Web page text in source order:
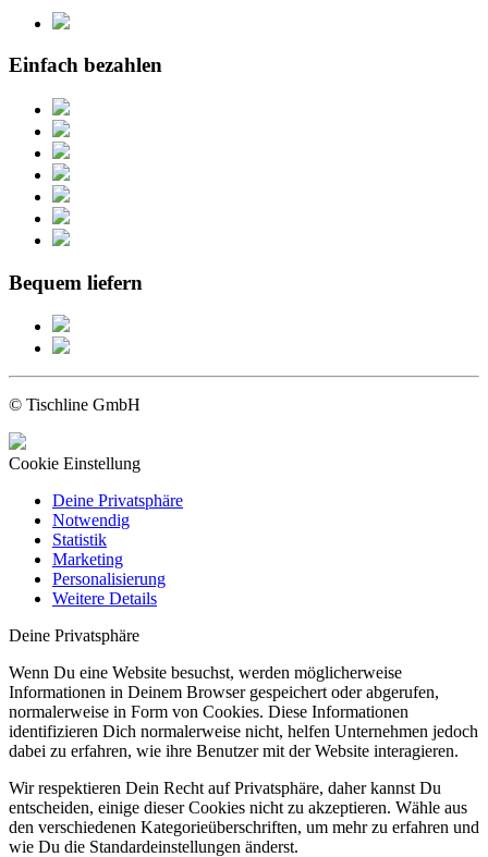
Einfach bezahlen
Bequem liefern
© Tischline GmbH
Cookie Einstellung
Deine Privatsphäre
Notwendig
Statistik
Marketing
Personalisierung
Weitere Details
Deine Privatsphäre
Wenn Du eine Website besuchst, werden möglicherweise
Informationen in Deinem Browser gespeichert oder abgerufen,
normalerweise in Form von Cookies. Diese Informationen
identifizieren Dich normalerweise nicht, helfen Unternehmen jedoch
dabei zu erfahren, wie ihre Benutzer mit der Website interagieren.
Wir respektieren Dein Recht auf Privatsphäre, daher kannst Du
entscheiden, einige dieser Cookies nicht zu akzeptieren. Wähle aus
den verschiedenen Kategorieüberschriften, um mehr zu erfahren und
wie Du die Standardeinstellungen änderst.